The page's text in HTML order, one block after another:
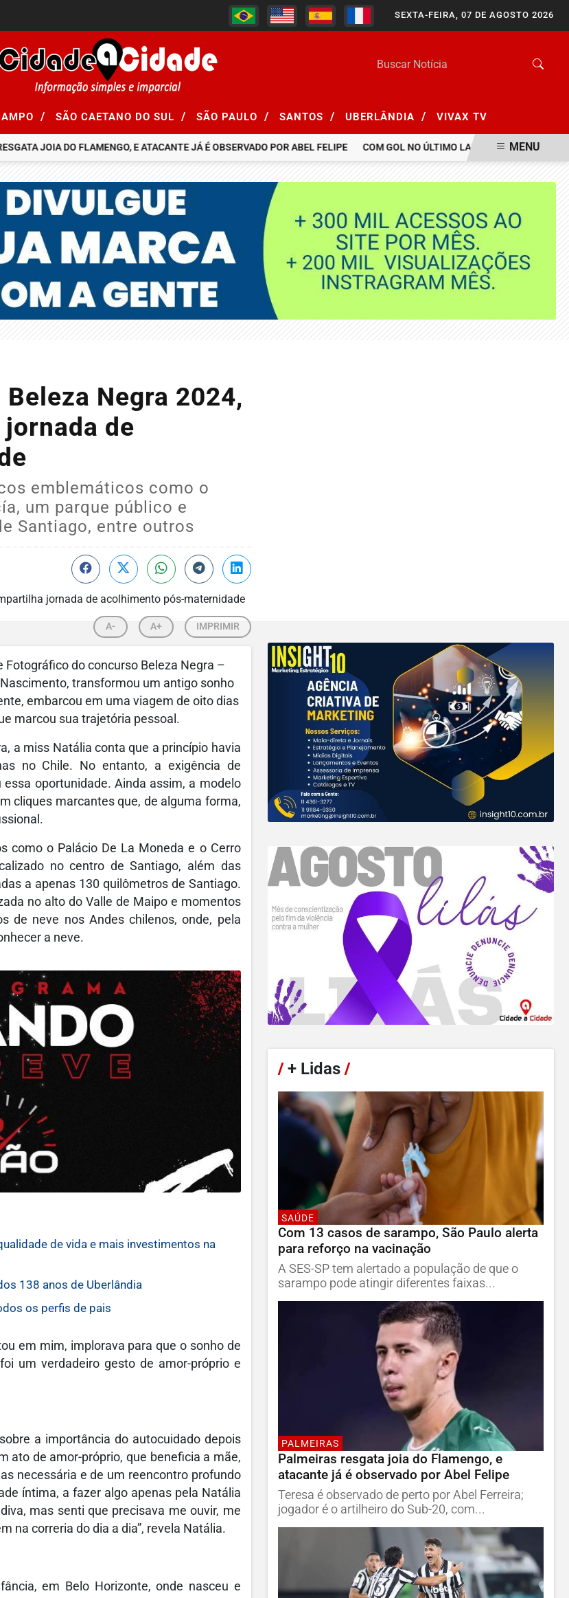
SEXTA-FEIRA, 07 DE AGOSTO 2026
/ SÃO CAETANO DO SUL / SÃO PAULO / SANTOS / UBERLÂNDIA / VIVAX TV
JOIA DO FLAMENGO, E ATACANTE JÁ É OBSERVADO POR ABEL FELIPE COM GOL NO ÚLTIMO LANCE, BOTAFOGO BATE
MENU
Negra 2024,
de
emblemáticos como o
um parque público e
Santiago, entre outros
A- A+ IMPRIMIR
do concurso Beleza Negra –
transformou um antigo sonho
embarcou em uma viagem de oito dias
marcou sua trajetória pessoal.
a miss Natália conta que a princípio havia
no Chile. No entanto, a exigência de
oportunidade. Ainda assim, a modelo
cliques marcantes que, de alguma forma,
como o Palácio De La Moneda e o Cerro
no centro de Santiago, além das
a apenas 130 quilômetros de Santiago.
no alto do Valle de Maipo e momentos
de neve nos Andes chilenos, onde, pela
a neve.
de vida e mais investimentos na
138 anos de Uberlândia
os perfis de pais
em mim, implorava para que o sonho de
um verdadeiro gesto de amor-próprio e
a importância do autocuidado depois
ato de amor-próprio, que beneficia a mãe,
necessária e de um reencontro profundo
íntima, a fazer algo apenas pela Natália
mas senti que precisava me ouvir, me
na correria do dia a dia”, revela Natália.
em Belo Horizonte, onde nasceu e
/+ Lidas /
SAÚDE
Com 13 casos de sarampo, São Paulo alerta
para reforço na vacinação
A SES-SP tem alertado a população de que o
sarampo pode atingir diferentes faixas...
PALMEIRAS
Palmeiras resgata joia do Flamengo, e
atacante já é observado por Abel Felipe
Teresa é observado de perto por Abel Ferreira;
jogador é o artilheiro do Sub-20, com...